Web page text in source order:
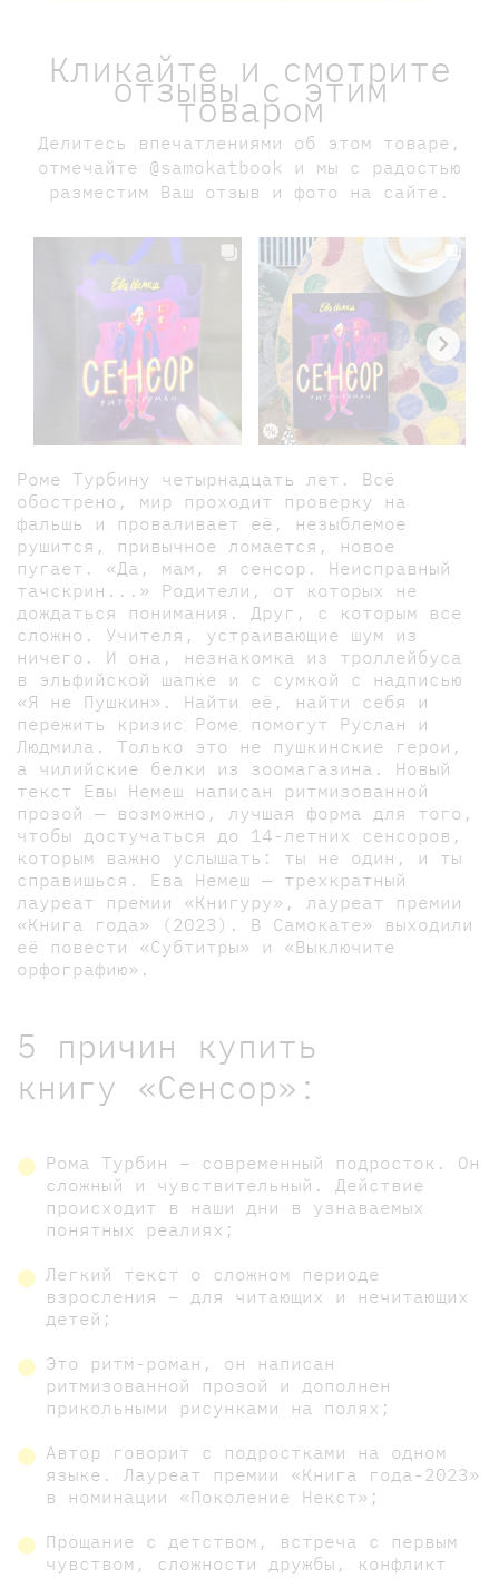
Кликайте и смотрите
отзывы с этим
товаром
Делитесь впечатлениями об этом товаре,
отмечайте @samokatbook и мы с радостью
разместим Ваш отзыв и фото на сайте.
Роме Турбину четырнадцать лет. Всё
обострено, мир проходит проверку на
фальшь и проваливает её, незыблемое
рушится, привычное ломается, новое
пугает. «Да, мам, я сенсор. Неисправный
тачскрин...» Родители, от которых не
дождаться понимания. Друг, с которым все
сложно. Учителя, устраивающие шум из
ничего. И она, незнакомка из троллейбуса
в эльфийской шапке и с сумкой с надписью
«Я не Пушкин». Найти её, найти себя и
пережить кризис Роме помогут Руслан и
Людмила. Только это не пушкинские герои,
а чилийские белки из зоомагазина. Новый
текст Евы Немеш написан ритмизованной
прозой — возможно, лучшая форма для того,
чтобы достучаться до 14-летних сенсоров,
которым важно услышать: ты не один, и ты
справишься. Ева Немеш — трехкратный
лауреат премии «Книгуру», лауреат премии
«Книга года» (2023). В Самокате» выходили
её повести «Субтитры» и «Выключите
орфографию».
5 причин купить
книгу «Сенсор»:
Рома Турбин – современный подросток. Он
сложный и чувствительный. Действие
происходит в наши дни в узнаваемых
понятных реалиях;
Легкий текст о сложном периоде
взросления – для читающих и нечитающих
детей;
Это ритм-роман, он написан
ритмизованной прозой и дополнен
прикольными рисунками на полях;
Автор говорит с подростками на одном
языке. Лауреат премии «Книга года-2023»
в номинации «Поколение Некст»;
Прощание с детством, встреча с первым
чувством, сложности дружбы, конфликт